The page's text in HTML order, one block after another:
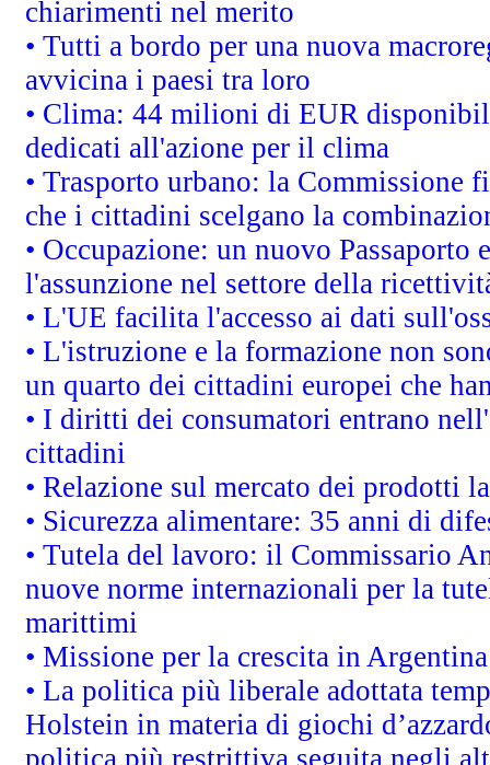
chiarimenti nel merito
• Tutti a bordo per una nuova
avvicina i paesi tra loro
• Clima: 44 milioni di EUR
dedicati all'azione per il clima
• Trasporto urbano: la Commissione
che i cittadini scelgano la
• Occupazione: un nuovo Passaporto
l'assunzione nel settore della
• L'UE facilita l'accesso ai dati
• L'istruzione e la formazione non
un quarto dei cittadini europei che
• I diritti dei consumatori entrano
cittadini
• Relazione sul mercato dei prodotti
• Sicurezza alimentare: 35 anni di
• Tutela del lavoro: il Commissario
nuove norme internazionali per la
marittimi
• Missione per la crescita in
• La politica più liberale adottata
Holstein in materia di giochi
politica più restrittiva seguita negli